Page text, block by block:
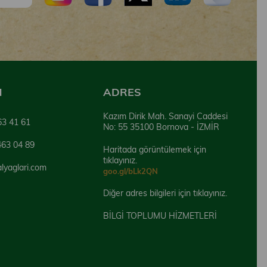
41 61
04 89
ADRES
Kazım Dirik Mah. Sanayi Caddesi
No: 55 35100 Bornova - İZMİR
Haritada görüntülemek için
tıklayınız.
goo.gl/bLk2QN
Diğer adres bilgileri için tıklayınız.
BİLGİ TOPLUMU HİZMETLERİ